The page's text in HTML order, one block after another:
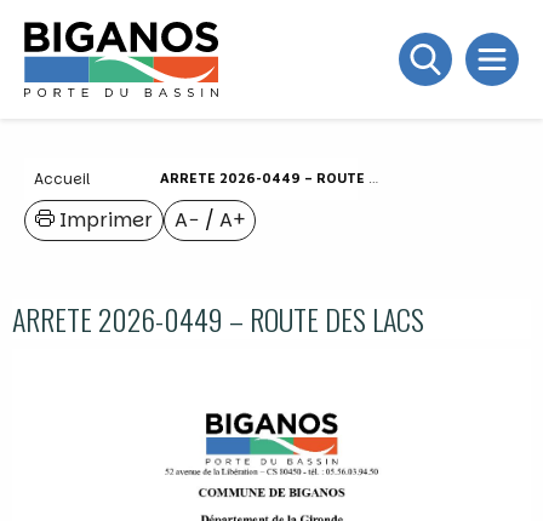
Accueil ARRETE 2026-0449 – ROUTE DES LACS
A− / A+
Imprimer
ARRETE 2026-0449 – ROUTE DES LACS